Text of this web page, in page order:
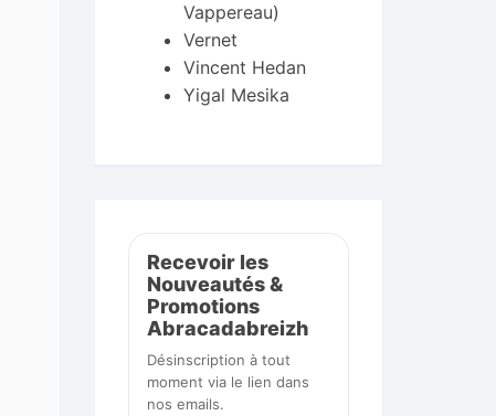
Vappereau)
Vernet
Vincent Hedan
Yigal Mesika
Recevoir les
Nouveautés &
Promotions
Abracadabreizh
Désinscription à tout
moment via le lien dans
nos emails.